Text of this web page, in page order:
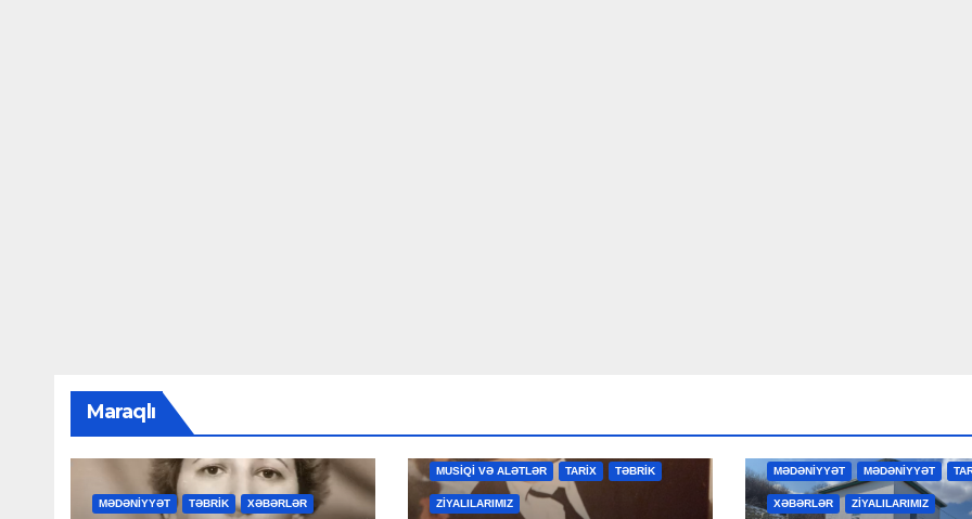
Maraqlı
MƏDƏNİYYƏT TƏBRİK XƏBƏRLƏR
MAHNILAR MƏDƏNİYYƏT MƏDƏNİYYƏT
MUSİQİ VƏ ALƏTLƏR TARİX TƏBRİK
ZİYALILARIMIZ
MƏDƏNİYYƏT MƏDƏNİYYƏT
XƏBƏRLƏR ZİYALILARIMIZ